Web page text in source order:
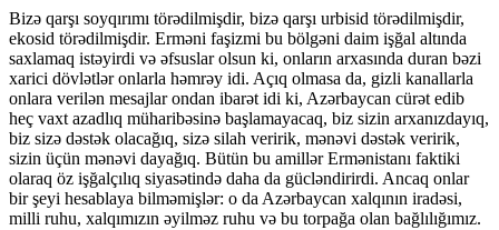
Bizə qarşı soyqırımı törədilmişdir, bizə qarşı urbisid törədilmişdir,
ekosid törədilmişdir. Erməni faşizmi bu bölgəni daim işğal altında
saxlamaq istəyirdi və əfsuslar olsun ki, onların arxasında duran bəzi
xarici dövlətlər onlarla həmrəy idi. Açıq olmasa da, gizli kanallarla
onlara verilən mesajlar ondan ibarət idi ki, Azərbaycan cürət edib
heç vaxt azadlıq müharibəsinə başlamayacaq, biz sizin arxanızdayıq,
biz sizə dəstək olacağıq, sizə silah veririk, mənəvi dəstək veririk,
sizin üçün mənəvi dayağıq. Bütün bu amillər Ermənistanı faktiki
olaraq öz işğalçılıq siyasətində daha da gücləndirirdi. Ancaq onlar
bir şeyi hesablaya bilməmişlər: o da Azərbaycan xalqının iradəsi,
milli ruhu, xalqımızın əyilməz ruhu və bu torpağa olan bağlılığımız.